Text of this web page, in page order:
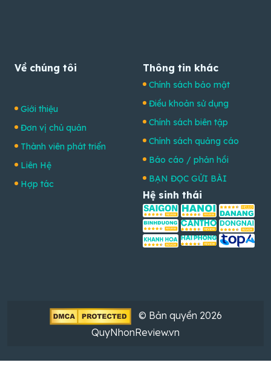
Về chúng tôi
Giới thiệu
Đơn vị chủ quản
Thành viên phát triển
Liên Hệ
Hợp tác
Thông tin khác
Chính sách bảo mật
Điều khoản sử dụng
Chính sách biên tập
Chính sách quảng cáo
Báo cáo / phản hồi
BẠN ĐỌC GỬI BÀI
Hệ sinh thái
© Bản quyền 2026
QuyNhonReview.vn